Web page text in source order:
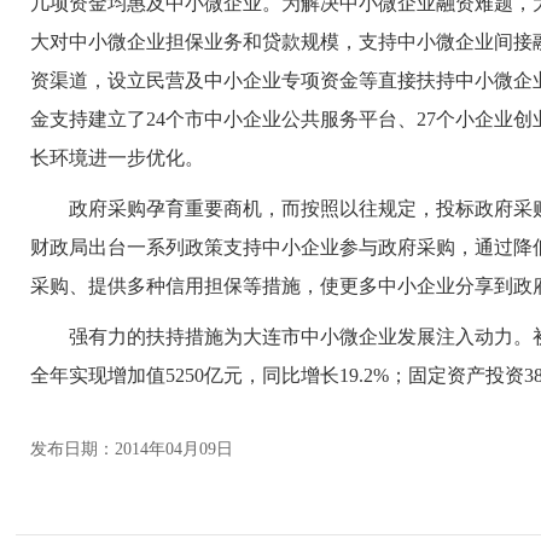
大对中小微企业担保业务和贷款规模，支持中小微企业间
资渠道，设立民营及中小企业专项资金等直接扶持中小微
金支持建立了24个市中小企业公共服务平台、27个小企业
长环境进一步优化。
政府采购孕育重要商机，而按照以往规定，投标政府采
财政局出台一系列政策支持中小企业参与政府采购，通过
采购、提供多种信用担保等措施，使更多中小企业分享到政
强有力的扶持措施为大连市中小微企业发展注入动力。
全年实现增加值5250亿元，同比增长19.2%；固定资产投资
发布日期：2014年04月09日